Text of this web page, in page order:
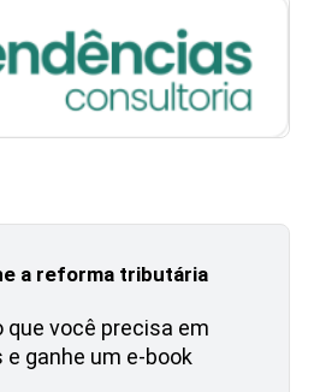
a reforma tributária
que você precisa em
ganhe um e-book